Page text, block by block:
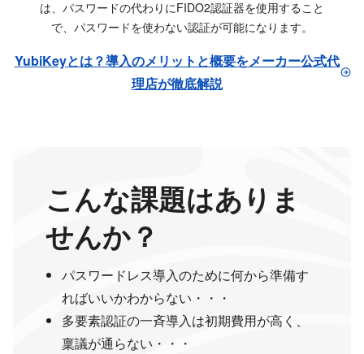
は、パスワードの代わりにFIDO2認証器を使用すること
で、パスワードを使わない認証が可能になります。
YubiKeyとは？導入のメリットと概要をメーカー公式代
理店が徹底解説
こんな課題はありま
せんか？
パスワードレス導入のために何から準備す
ればいいかわからない・・・
多要素認証の一斉導入は初期費用が高く、
稟議が通らない・・・